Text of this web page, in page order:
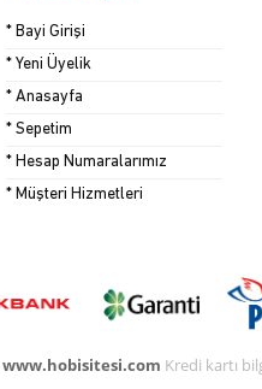
* Bayi Girişi
* Yeni Üyelik
* Anasayfa
* Sepetim
* Hesap Numaralarımız
* Müşteri Hizmetleri
www.hobisitesi.com Kredi kartı